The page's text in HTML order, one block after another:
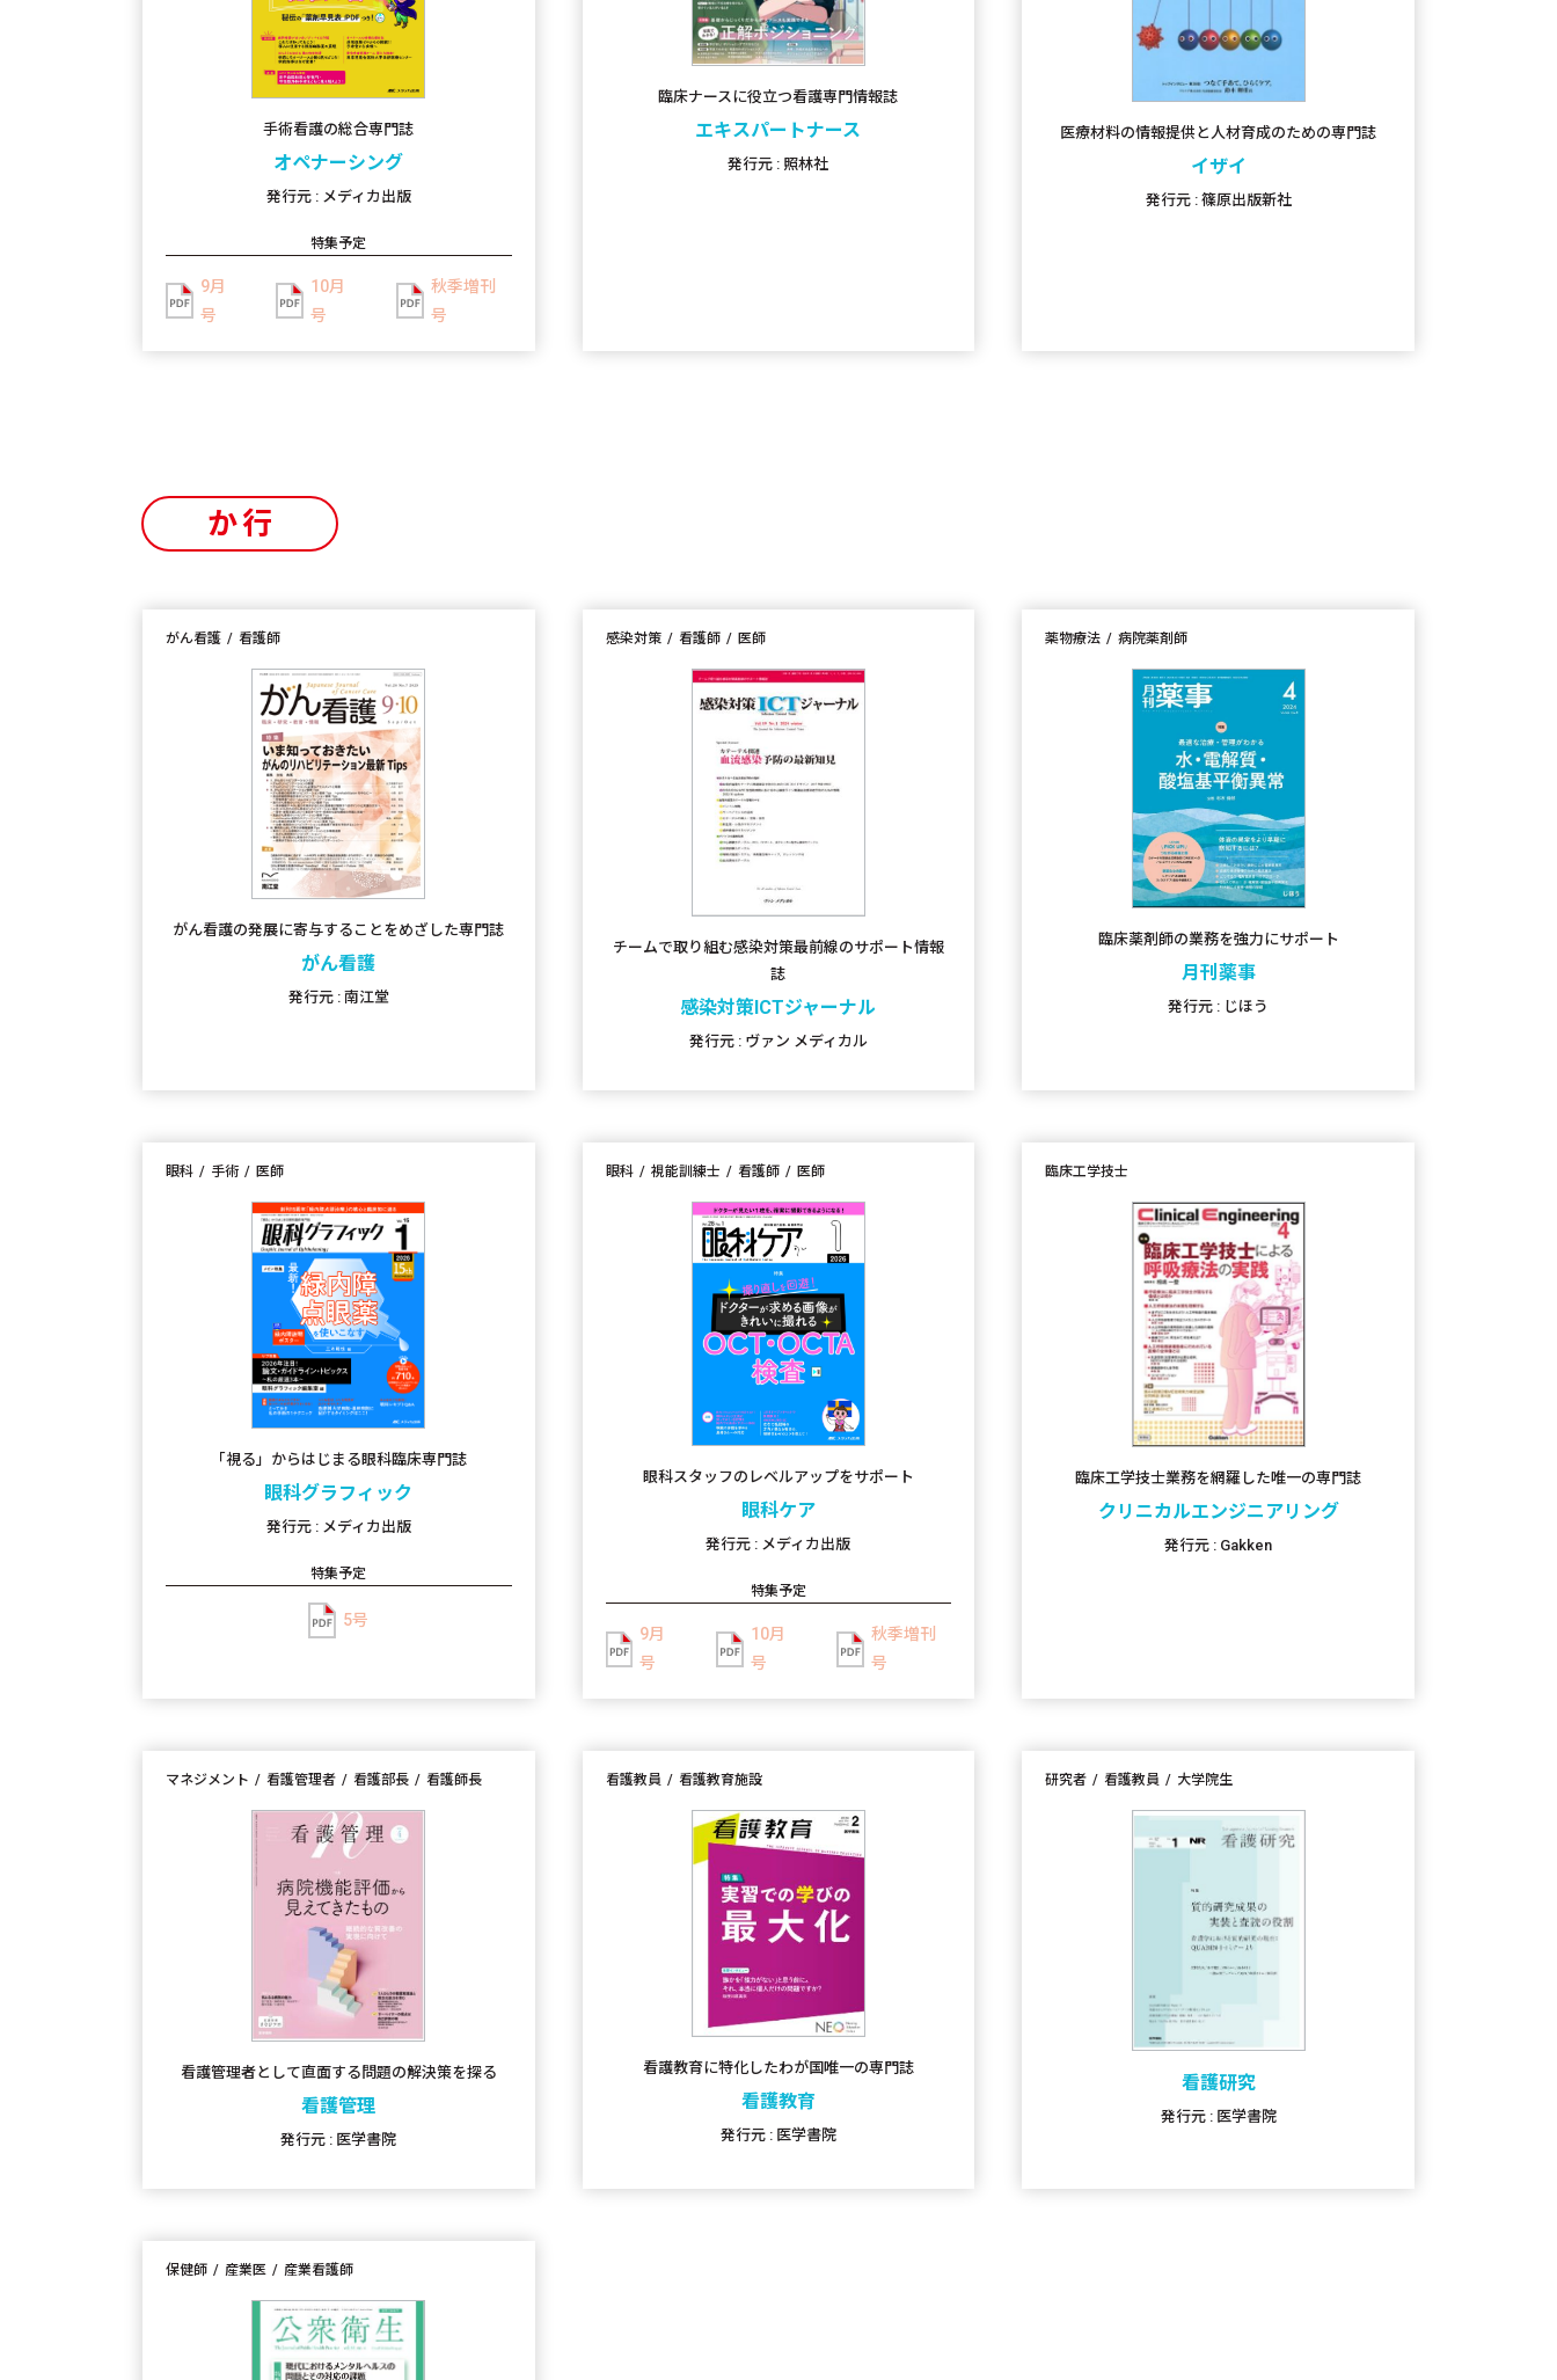
手術看護の総合専門誌
オペナーシング
発行元 : メディカ出版
特集予定
9月
号
10月
号
秋季増刊
号
臨床ナースに役立つ看護専門情報誌
エキスパートナース
発行元 : 照林社
医療材料の情報提供と人材育成のための専門誌
イザイ
発行元 : 篠原出版新社
か行
がん看護 看護師
がん看護の発展に寄与することをめざした専門誌
がん看護
発行元 : 南江堂
感染対策 看護師 医師
チームで取り組む感染対策最前線のサポート情報
誌
感染対策ICTジャーナル
発行元 : ヴァン メディカル
薬物療法 病院薬剤師
臨床薬剤師の業務を強力にサポート
月刊薬事
発行元 : じほう
眼科 手術 医師
「視る」からはじまる眼科臨床専門誌
眼科グラフィック
発行元 : メディカ出版
特集予定
5号
眼科 視能訓練士 看護師 医師
眼科スタッフのレベルアップをサポート
眼科ケア
発行元 : メディカ出版
特集予定
9月
号
10月
号
秋季増刊
号
臨床工学技士
臨床工学技士業務を網羅した唯一の専門誌
クリニカルエンジニアリング
発行元 : Gakken
マネジメント 看護管理者 看護部長 看護師長
看護管理者として直面する問題の解決策を探る
看護管理
発行元 : 医学書院
看護教員 看護教育施設
看護教育に特化したわが国唯一の専門誌
看護教育
発行元 : 医学書院
研究者 看護教員 大学院生
看護研究
発行元 : 医学書院
保健師 産業医 産業看護師